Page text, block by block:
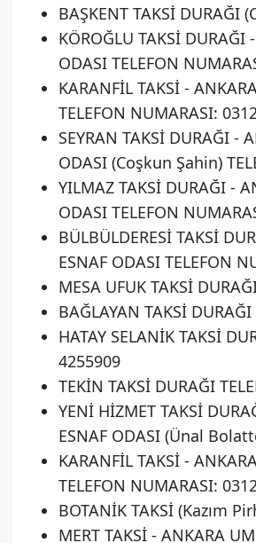
BAŞKENT TAKSİ DURAĞI
KÖROĞLU TAKSİ DURAĞI
ODASI TELEFON
KARANFİL TAKSİ -
TELEFON NUMARASI:
SEYRAN TAKSİ DURAĞI -
ODASI (Coşkun Şahin)
YILMAZ TAKSİ DURAĞI -
ODASI TELEFON
BÜLBÜLDERESİ TAKSİ
ESNAF ODASI TELEFON
MESA UFUK TAKSİ
BAĞLAYAN TAKSİ
HATAY SELANİK TAKSİ
4255909
TEKİN TAKSİ DURAĞI
YENİ HİZMET TAKSİ
ESNAF ODASI (Ünal
KARANFİL TAKSİ -
TELEFON NUMARASI:
BOTANİK TAKSİ (Kazım
MERT TAKSİ - ANKARA